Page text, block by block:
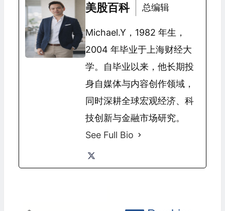
美股百科 总编辑
Michael.Y，1982 年生，
2004 年毕业于上海财经大
学。自毕业以来，他长期投
身自媒体与内容创作领域，
同时深耕全球宏观经济、科
技创新与金融市场研究。
See Full Bio